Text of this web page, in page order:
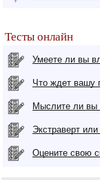
Тесты онлайн
Умеете ли вы
Что ждет вашу
Мыслите ли вы
Экстраверт
Оцените свою